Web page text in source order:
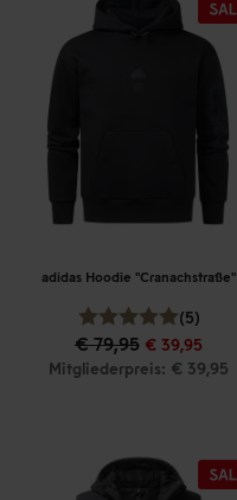
adidas Hoodie "Cranachstraße"
(5)
€ 79,95 € 39,95
Mitgliederpreis: € 39,95